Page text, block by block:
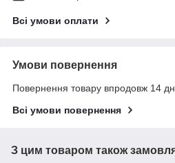
Всі умови оплати
Умови повернення
Повернення товару впродовж 14
Всі умови повернення
З цим товаром також